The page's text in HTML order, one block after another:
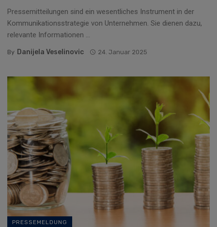
Pressemitteilungen sind ein wesentliches Instrument in der
Kommunikationsstrategie von Unternehmen. Sie dienen dazu,
relevante Informationen ...
By Danijela Veselinovic 24. Januar 2025
PRESSEMELDUNG